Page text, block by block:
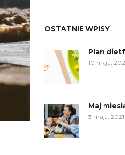
OSTATNIE WPISY
Plan
10 maja,
Maj
3 maja, 2021